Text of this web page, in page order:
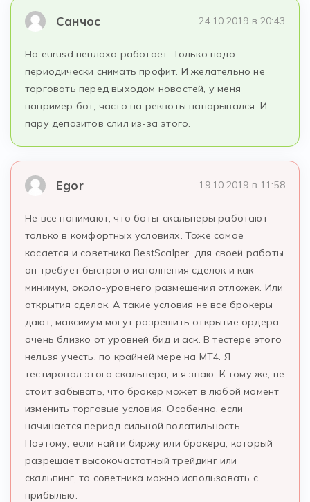
Санчос 24.10.2019 в 20:43
На eurusd неплохо работает. Только надо
периодически снимать профит. И желательно не
торговать перед выходом новостей, у меня
например бот, часто на реквоты напарывался. И
пару депозитов слил из-за этого.
Egor 19.10.2019 в 11:58
Не все понимают, что боты-скальперы работают
только в комфортных условиях. Тоже самое
касается и советника BestScalper, для своей работы
он требует быстрого исполнения сделок и как
минимум, около-уровнего размещения отложек. Или
открытия сделок. А такие условия не все брокеры
дают, максимум могут разрешить открытие ордера
очень близко от уровней бид и аск. В тестере этого
нельзя учесть, по крайней мере на МТ4. Я
тестировал этого скальпера, и я знаю. К тому же, не
стоит забывать, что брокер может в любой момент
изменить торговые условия. Особенно, если
начинается период сильной волатильность.
Поэтому, если найти биржу или брокера, который
разрешает высокочастотный трейдинг или
скальпинг, то советника можно использовать с
прибылью.